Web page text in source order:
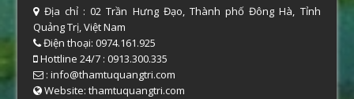
Địa chỉ : 02 Trần Hưng Đạo, Thành phố Đông Hà, Tỉnh
Quảng Trị, Việt Nam
Điện thoại: 0974.161.925
Hottline 24/7 : 0913.300.335
: info@thamtuquangtri.com
Website: thamtuquangtri.com